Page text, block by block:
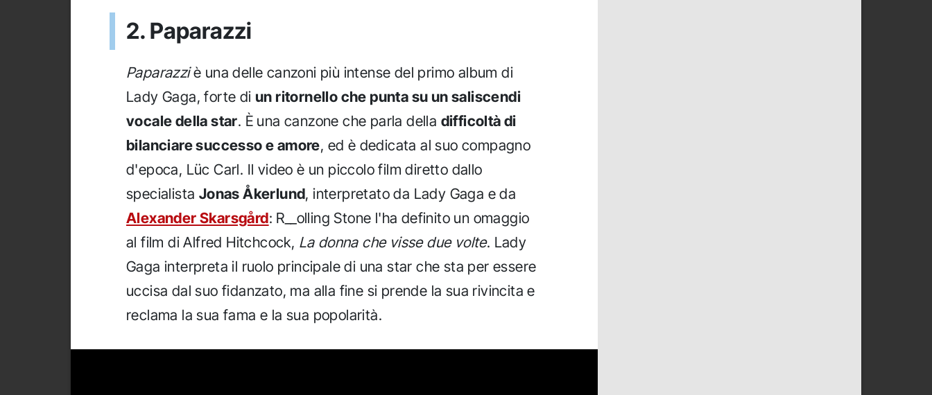
2. Paparazzi
Paparazziè una delle canzoni più intense del primo album di
Lady Gaga, forte di un ritornello che punta su un saliscendi
vocale della star. È una canzone che parla della difficoltà di
bilanciare successo e amore, ed è dedicata al suo compagno
d'epoca, Lüc Carl. Il video è un piccolo film diretto dallo
specialista Jonas Åkerlund, interpretato da Lady Gaga e da
Alexander Skarsgård: R__olling Stone l'ha definito un omaggio
al film di Alfred Hitchcock, La donna che visse due volte. Lady
Gaga interpreta il ruolo principale di una star che sta per essere
uccisa dal suo fidanzato, ma alla fine si prende la sua rivincita e
reclama la sua fama e la sua popolarità.